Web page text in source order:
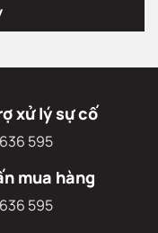
xử lý sự cố
595
mua hàng
595